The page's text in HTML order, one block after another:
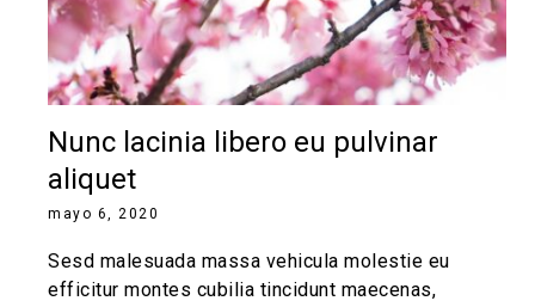
Nunc lacinia libero eu pulvinar
aliquet
mayo 6, 2020
Sesd malesuada massa vehicula molestie eu
efficitur montes cubilia tincidunt maecenas,